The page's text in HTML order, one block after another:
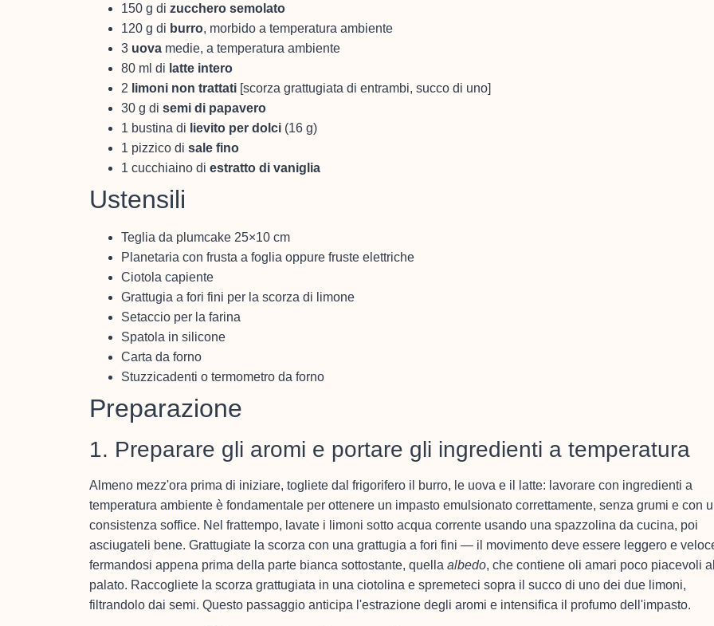
150 g di zucchero semolato
120 g di burro, morbido a temperatura ambiente
3 uova medie, a temperatura ambiente
80 ml di latte intero
2 limoni non trattati [scorza grattugiata di entrambi, succo di uno]
30 g di semi di papavero
1 bustina di lievito per dolci (16 g)
1 pizzico di sale fino
1 cucchiaino di estratto di vaniglia
Ustensili
Teglia da plumcake 25×10 cm
Planetaria con frusta a foglia oppure fruste elettriche
Ciotola capiente
Grattugia a fori fini per la scorza di limone
Setaccio per la farina
Spatola in silicone
Carta da forno
Stuzzicadenti o termometro da forno
Preparazione
1. Preparare gli aromi e portare gli ingredienti a temperatura
Almeno mezz'ora prima di iniziare, togliete dal frigorifero il burro, le uova e il latte: lavorare con ingredienti a
temperatura ambiente è fondamentale per ottenere un impasto emulsionato correttamente, senza grumi e con
consistenza soffice. Nel frattempo, lavate i limoni sotto acqua corrente usando una spazzolina da cucina, poi
asciugateli bene. Grattugiate la scorza con una grattugia a fori fini — il movimento deve essere leggero e
fermandosi appena prima della parte bianca sottostante, quella albedo, che contiene oli amari poco piacevoli al
palato. Raccogliete la scorza grattugiata in una ciotolina e spremeteci sopra il succo di uno dei due limoni,
filtrandolo dai semi. Questo passaggio anticipa l'estrazione degli aromi e intensifica il profumo dell'impasto.